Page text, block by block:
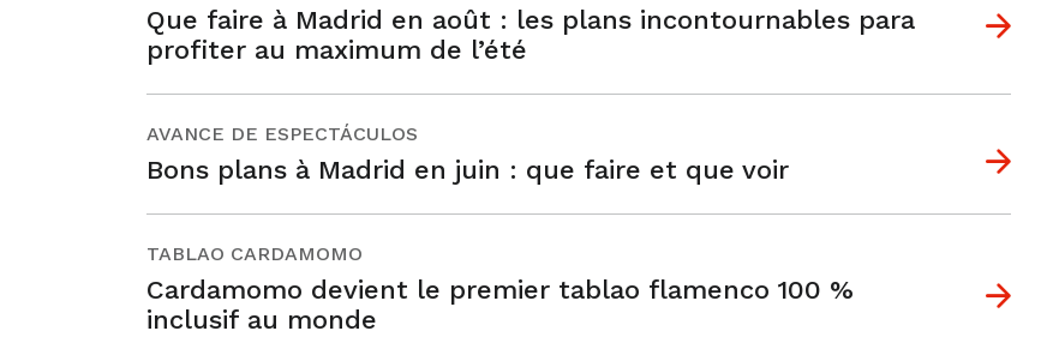
Que faire à Madrid en août : les plans incontournables para
profiter au maximum de l’été
AVANCE DE ESPECTÁCULOS
Bons plans à Madrid en juin : que faire et que voir
TABLAO CARDAMOMO
Cardamomo devient le premier tablao flamenco 100 %
inclusif au monde